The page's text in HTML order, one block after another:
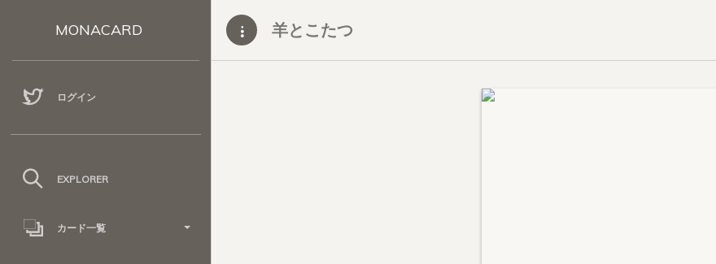
MONACARD
ログイン
EXPLORER
カード一覧
羊とこたつ